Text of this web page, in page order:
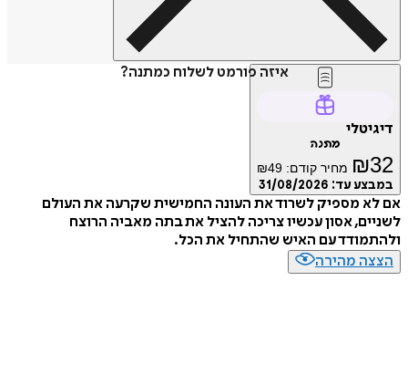
איזה פורמט לשלוח כמתנה?
דיגיטלי
מתנה
₪32 מחיר קודם: ₪49
במבצע עד: 31/08/2026
אם לא מספיק לשרוד את העונה החמישית שקרעה את העולם
לשניים, אסון עכשיו צריכה להציל את בתה מאביה הרוצח
ולהתמודד עם האיש שהתחיל את הכל.
הצצה מהירה